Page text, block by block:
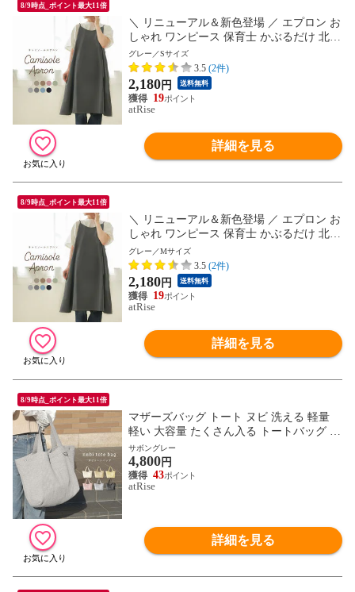
8/9時点_ポイント最大11倍
＼ リニューアル＆新色登場 ／ エプロン お
しゃれ ワンピース 保育士 かぶるだけ 北欧
かわいい ナチュラル カフェ 無地 シンプル
エステ レディース キャミソール プレゼン
ト ギフト Sサイズ 小さいサイズ
グレー／Sサイズ
3.5 (2件)
2,180円 送料無料
19
atRise
詳細を見る
8/9時点_ポイント最大11倍
＼ リニューアル＆新色登場 ／ エプロン お
しゃれ ワンピース 保育士 かぶるだけ 北欧
かわいい ナチュラル カフェ 無地 シンプル
エステ レディース キャミソール プレゼン
ト ギフト Sサイズ 小さいサイズ
グレー／Mサイズ
3.5 (2件)
2,180円 送料無料
19
atRise
詳細を見る
8/9時点_ポイント最大11倍
マザーズバッグ トート ヌビ 洗える 軽量
軽い 大容量 たくさん入る トートバッグ レ
ディース ファスナー付き マザーズバック
肩掛け 出産 通勤 a4 ヌビバッグ 韓国
サボングレー
4,800円
43
atRise
詳細を見る